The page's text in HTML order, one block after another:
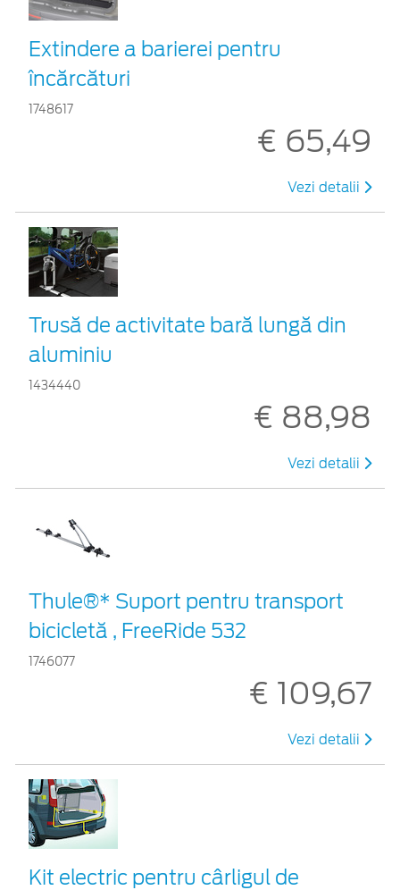
Extindere a barierei pentru
încărcături
1748617
€ 65,49
Vezi detalii
Trusă de activitate bară lungă din
aluminiu
1434440
€ 88,98
Vezi detalii
Thule®* Suport pentru transport
bicicletă , FreeRide 532
1746077
€ 109,67
Vezi detalii
Kit electric pentru cârligul de